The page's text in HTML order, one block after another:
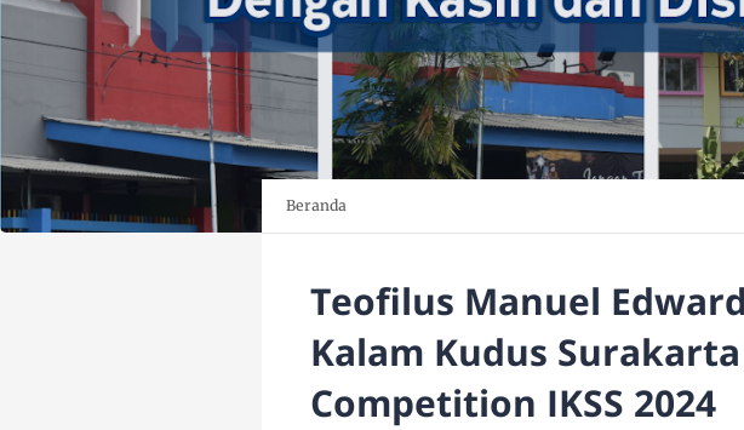
Beranda
Teofilus Manuel
Kalam Kudus
Competition IKSS 2024